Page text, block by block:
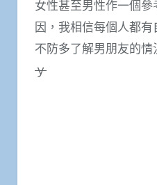
女性甚至男性作一個
因，我相信每個人都
不防多了解男朋友的情
ｙ